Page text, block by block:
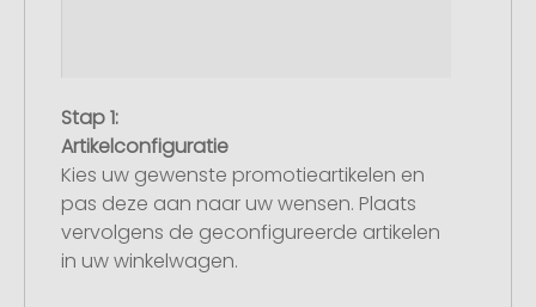
Stap 1:
Artikelconfiguratie
Kies uw gewenste promotieartikelen en
pas deze aan naar uw wensen. Plaats
vervolgens de geconfigureerde artikelen
in uw winkelwagen.